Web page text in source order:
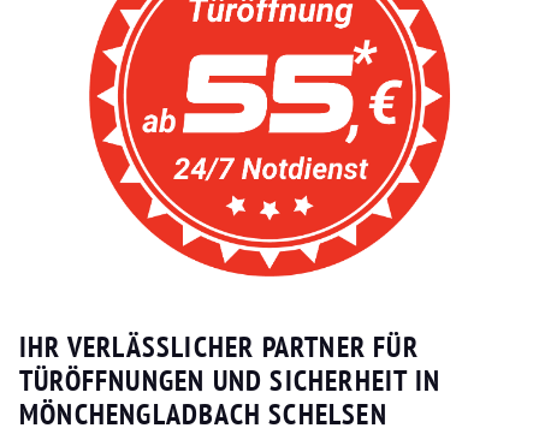
IHR VERLÄSSLICHER PARTNER FÜR
TÜRÖFFNUNGEN UND SICHERHEIT IN
MÖNCHENGLADBACH SCHELSEN